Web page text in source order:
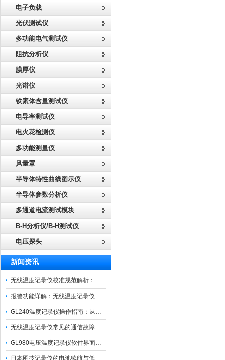
电子负载
光伏测试仪
多功能电气测试仪
阻抗分析仪
膜厚仪
光谱仪
铁素体含量测试仪
电导率测试仪
电火花检测仪
多功能测量仪
风量罩
半导体特性曲线图示仪
半导体参数分析仪
多通道电流测试模块
B-H分析仪/B-H测试仪
电压探头
新闻资讯
无线温度记录仪校准规范解析：从多点比对到不确定度评定的实操流程
报警功能详解：无线温度记录仪的阈值设定与通知机制
GL240温度记录仪操作指南：从开箱、接线到数据导出的标准化流程
无线温度记录仪常见的通信故障诊断与排除指南
GL980电压温度记录仪软件界面功能与使用技巧
日本图技记录仪的电池续航与低功耗模式适用场景分析